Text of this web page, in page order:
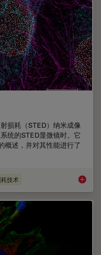
损耗（STED）纳米成像
统的STED显微镜时。它
概述，并对其性能进行了
技术 STED